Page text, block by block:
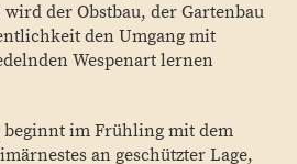
wird der Obstbau, der Gartenbau
den Umgang mit
Wespenart lernen
beginnt im Frühling mit dem
an geschützter Lage,